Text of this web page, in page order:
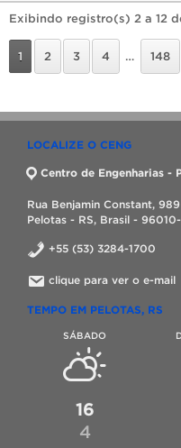
Exibindo registro(s) 2 a 12
1 2 3 4 … 148
LOCALIZE O CENG
Centro de Engenharias -
Rua Benjamin Constant,
Pelotas - RS, Brasil -
+55 (53) 3284-1700
clique para ver o e-mail
TEMPO EM PELOTAS, RS
SÁBADO
16
4